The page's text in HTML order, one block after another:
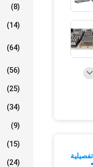
(8)
(14)
(64)
(56)
(25)
(34)
(9)
(15)
(24)